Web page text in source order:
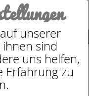
SUCHE
unserer
ihnen sind
uns helfen,
Erfahrung zu